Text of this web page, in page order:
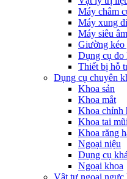
Máy châm
Máy xung
Máy siêu
Giường kéo
Dụng cụ đo
Thiết bị hỗ
Dụng cụ chuyên
Khoa sản
Khoa mắt
Khoa chỉnh
Khoa tai
Khoa răng
Ngoại niệu
Dụng cụ
Ngoại khoa
Vật tư ngoại ngực